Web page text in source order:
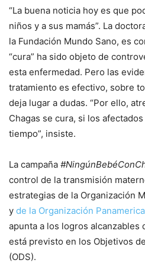
“La buena noticia hoy es que
niños y a sus mamás”. La
la Fundación Mundo Sano, es
“cura” ha sido objeto de
esta enfermedad. Pero las
tratamiento es efectivo, sobre
deja lugar a dudas. “Por ello,
Chagas se cura, si los
tiempo”, insiste.
La campaña
control de la transmisión
estrategias de la Organización
y de la Organización
apunta a los logros alcanzables
está previsto en los Objetivos
(ODS).